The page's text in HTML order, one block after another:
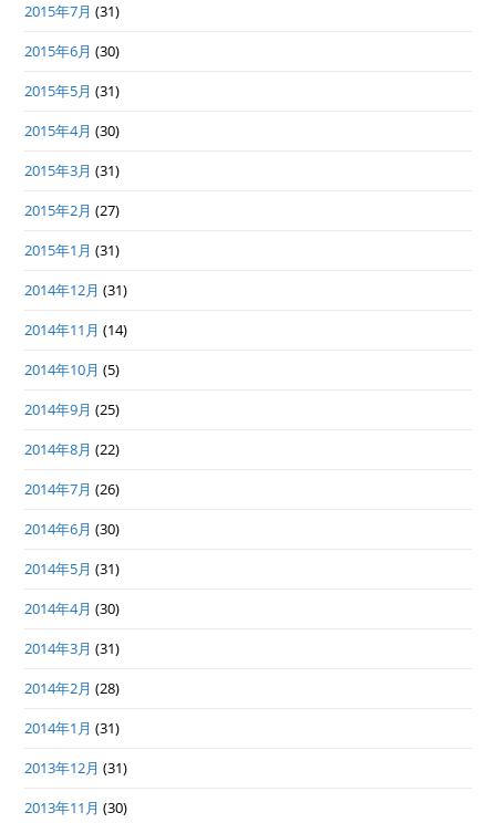
2015年7月 (31)
2015年6月 (30)
2015年5月 (31)
2015年4月 (30)
2015年3月 (31)
2015年2月 (27)
2015年1月 (31)
2014年12月 (31)
2014年11月 (14)
2014年10月 (5)
2014年9月 (25)
2014年8月 (22)
2014年7月 (26)
2014年6月 (30)
2014年5月 (31)
2014年4月 (30)
2014年3月 (31)
2014年2月 (28)
2014年1月 (31)
2013年12月 (31)
2013年11月 (30)